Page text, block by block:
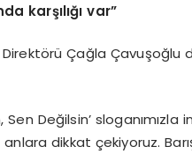
karşılığı var”
Çağla
Sen Değilsin’
dikkat çekiyoruz.